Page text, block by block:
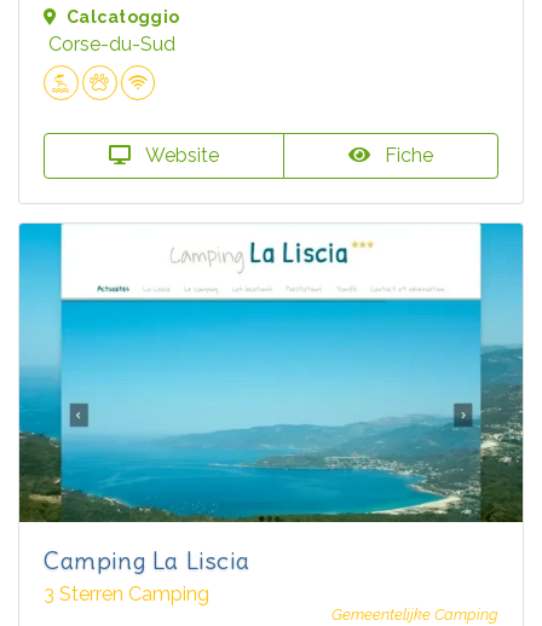
Calcatoggio
Corse-du-Sud
Website Fiche
Camping La Liscia
3 Sterren Camping
Gemeentelijke Camping